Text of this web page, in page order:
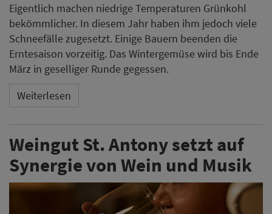
Eigentlich machen niedrige Temperaturen Grünkohl
bekömmlicher. In diesem Jahr haben ihm jedoch viele
Schneefälle zugesetzt. Einige Bauern beenden die
Erntesaison vorzeitig. Das Wintergemüse wird bis Ende
März in geselliger Runde gegessen.
Weiterlesen
Weingut St. Antony setzt auf
Synergie von Wein und Musik